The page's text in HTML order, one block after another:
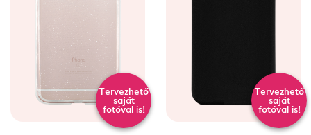
Tervezhető
saját
fotóval is!
Tervezhető
saját
fotóval is!